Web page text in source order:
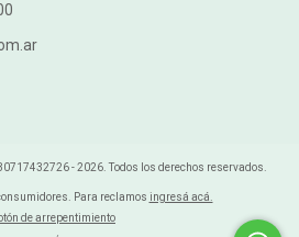
30717432726 - 2026. Todos los derechos reservados.
Para reclamos ingresá acá.
de arrepentimiento